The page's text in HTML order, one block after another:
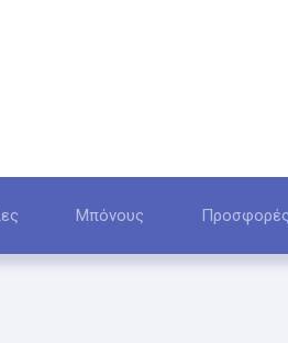
Μπόνους Προσφορές